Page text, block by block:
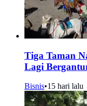
Tiga Taman
Lagi
Bisnis•15 hari lalu